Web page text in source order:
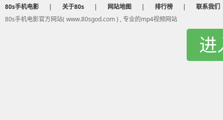
80s手机电影 | 关于80s | 网站地图 | 排行榜 |
联系我们
80s手机电影官方网站( www.80sgod.com ) , 专业的mp4视频网站
进